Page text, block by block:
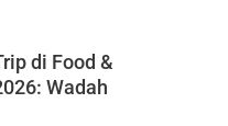
di Food &
Wadah